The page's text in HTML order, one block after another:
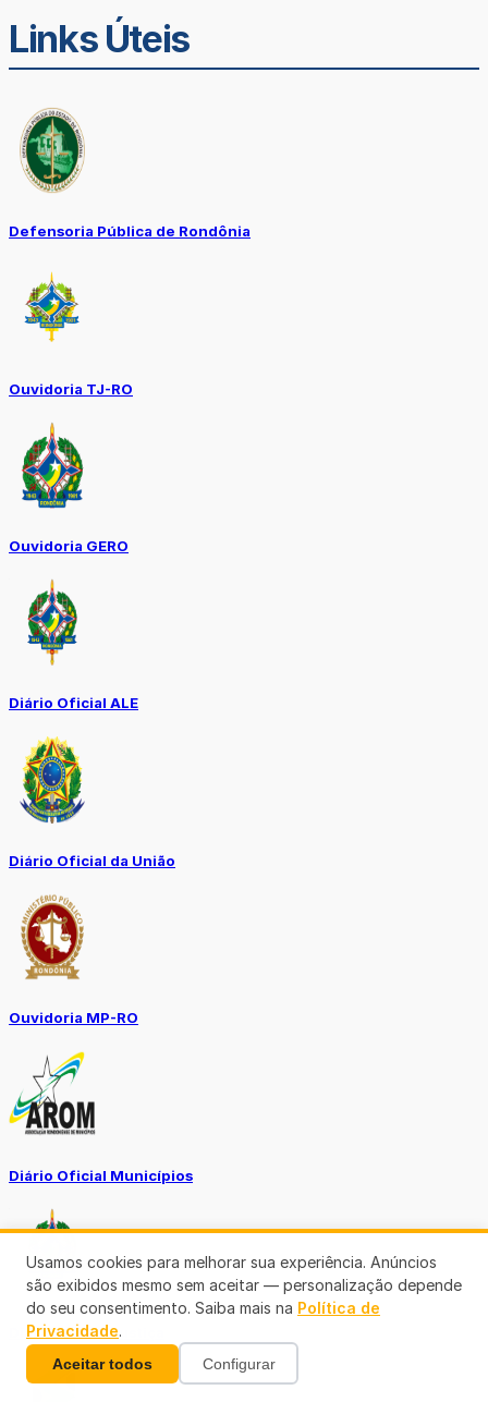
Links Úteis
Defensoria Pública de Rondônia
Ouvidoria TJ-RO
Ouvidoria GERO
Diário Oficial ALE
Diário Oficial da União
Ouvidoria MP-RO
Diário Oficial Municípios
Diario Oficial Justiça
Usamos cookies para melhorar sua experiência. Anúncios
são exibidos mesmo sem aceitar — personalização depende
do seu consentimento. Saiba mais na Política de
Privacidade.
Aceitar todos Configurar